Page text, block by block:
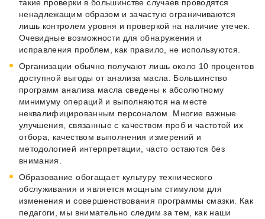
такие проверки в большинстве случаев проводятся
ненадлежащим образом и зачастую ограничиваются
лишь контролем уровня и проверкой на наличие утечек.
Очевидные возможности для обнаружения и
исправления проблем, как правило, не используются.
Организации обычно получают лишь около 10 процентов
доступной выгоды от анализа масла. Большинство
программ анализа масла сведены к абсолютному
минимуму операций и выполняются на месте
неквалифицированным персоналом. Многие важные
улучшения, связанные с качеством проб и частотой их
отбора, качеством выполнения измерений и
методологией интерпретации, часто остаются без
внимания.
Образование обогащает культуру технического
обслуживания и является мощным стимулом для
изменения и совершенствования программы смазки. Как
педагоги, мы внимательно следим за тем, как наши